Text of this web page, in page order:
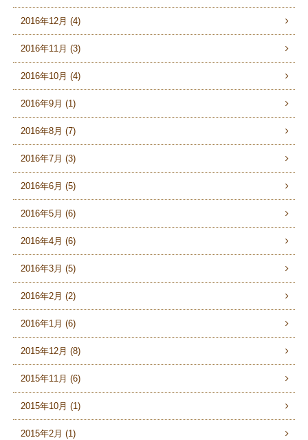
2016年12月 (4)
2016年11月 (3)
2016年10月 (4)
2016年9月 (1)
2016年8月 (7)
2016年7月 (3)
2016年6月 (5)
2016年5月 (6)
2016年4月 (6)
2016年3月 (5)
2016年2月 (2)
2016年1月 (6)
2015年12月 (8)
2015年11月 (6)
2015年10月 (1)
2015年2月 (1)